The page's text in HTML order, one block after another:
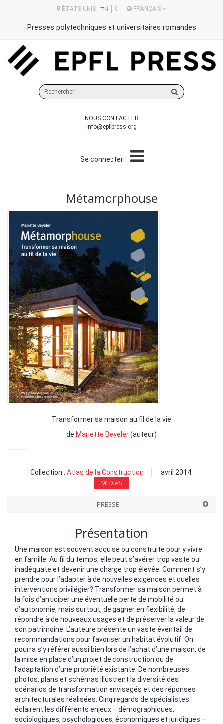
ÉTATS-UNIS € FRANÇAIS
Presses polytechniques et universitaires romandes
sur
site
NOUS CONTACTER
info@epflpress.org
Se connecter
Métamorphouse
Transformer sa maison au fil de la vie
de Mariette Beyeler(auteur)
Collection : Atlas de la Construction avril 2014
MEDIAS
PRESSE
Présentation
Une maison est souvent acquise ou construite pour y vivre
en famille. Au fil du temps, elle peut s’avérer trop vaste ou
inadéquate et devenir une charge trop élevée. Comment s’y
prendre pour l’adapter à de nouvelles exigences et quelles
interventions privilégier? Transformer sa maison permet à
la fois d’anticiper une éventuelle perte de mobilité ou
d’autonomie, mais surtout, de gagner en flexibilité, de
répondre à de nouveaux usages et de préserver la valeur de
son patrimoine. L’auteure présente un vaste éventail de
recommandations pour favoriser un habitat évolutif. On
pourra s’y référer aussi bien lors de l’achat d’une maison, de
la mise en place d’un projet de construction ou de
l’adaptation d’une propriété existante. De nombreuses
photos, plans et schémas illustrent la diversité des
scénarios de transformation envisagés et des réponses
architecturales réalisées. Cinq regards de spécialistes
éclairent les différents enjeux – démographiques,
sociologiques, psychologiques, économiques et juridiques –